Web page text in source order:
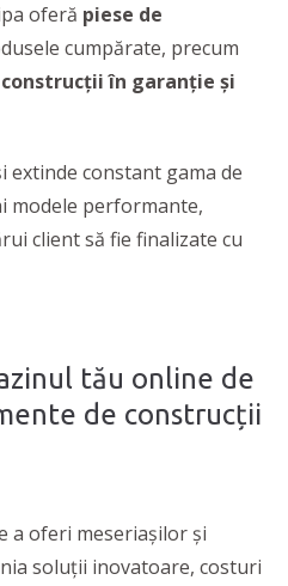
oferă piese de
cumpărate, precum
în garanție și
extinde constant gama de
modele performante,
client să fie finalizate cu
tău online de
de construcții
a oferi meseriașilor și
soluții inovatoare, costuri